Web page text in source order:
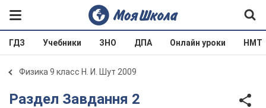
ГДЗ Учебники ЗНО ДПА Онлайн уроки НМТ
Физика 9 класс Н. И. Шут 2009
Раздел Завдання 2